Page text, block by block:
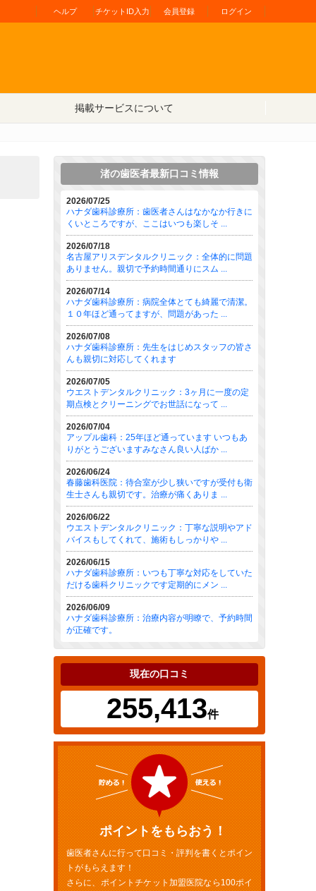
ヘルプ チケットID入力 会員登録 ログイン
掲載サービスについて
渚の歯医者最新口コミ情報
2026/07/25
ハナダ歯科診療所：歯医者さんはなかなか行きに
くいところですが、ここはいつも楽しそ ...
2026/07/18
名古屋アリスデンタルクリニック：全体的に問題
ありません。親切で予約時間通りにスム ...
2026/07/14
ハナダ歯科診療所：病院全体とても綺麗で清潔。
１０年ほど通ってますが、問題があった ...
2026/07/08
ハナダ歯科診療所：先生をはじめスタッフの皆さ
んも親切に対応してくれます
2026/07/05
ウエストデンタルクリニック：3ヶ月に一度の定
期点検とクリーニングでお世話になって ...
2026/07/04
アップル歯科：25年ほど通っています いつもあ
りがとうございますみなさん良い人ばか ...
2026/06/24
春藤歯科医院：待合室が少し狭いですが受付も衛
生士さんも親切です。治療が痛くありま ...
2026/06/22
ウエストデンタルクリニック：丁寧な説明やアド
バイスもしてくれて、施術もしっかりや ...
2026/06/15
ハナダ歯科診療所：いつも丁寧な対応をしていた
だける歯科クリニックです定期的にメン ...
2026/06/09
ハナダ歯科診療所：治療内容が明瞭で、予約時間
が正確です。
現在の口コミ
255,413件
ポイントをもらおう！
歯医者さんに行って口コミ・評判を書くとポイン
トがもらえます！
さらに、ポイントチケット加盟医院なら100ポイ